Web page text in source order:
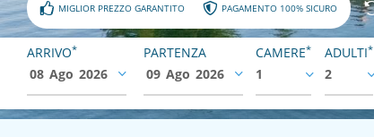
MIGLIOR PREZZO GARANTITO PAGAMENTO 100% SICURO
ARRIVO*
08 Ago 2026
PARTENZA
09 Ago 2026
CAMERE*
1
ADULTI*
2